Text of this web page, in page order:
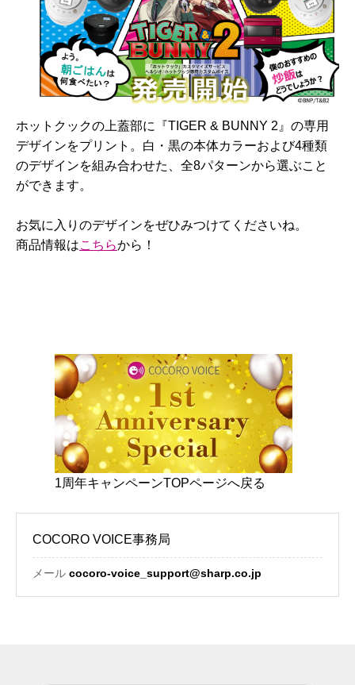
ホットクックの上蓋部に『TIGER & BUNNY 2』の専用
デザインをプリント。白・黒の本体カラーおよび4種類
のデザインを組み合わせた、全8パターンから選ぶこと
ができます。
お気に入りのデザインをぜひみつけてくださいね。
商品情報はこちらから！
1周年キャンペーンTOPページへ戻る
COCORO VOICE事務局
メール cocoro-voice_support@sharp.co.jp